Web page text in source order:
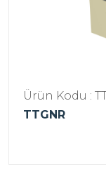
Ürün Kodu :
TTGNR